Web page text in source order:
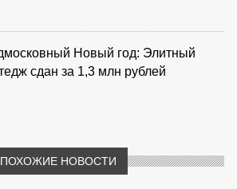
Новый год: Элитный
сдан за 1,3 млн рублей
ПОХОЖИЕ НОВОСТИ